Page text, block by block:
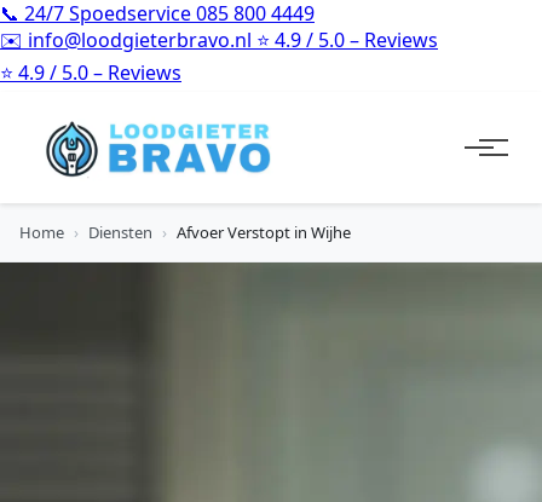
📞 24/7 Spoedservice085 800 4449
✉️ info@loodgieterbravo.nl ⭐ 4.9 / 5.0 – Reviews
⭐ 4.9 / 5.0 – Reviews
Home › Diensten › Afvoer Verstopt in Wijhe